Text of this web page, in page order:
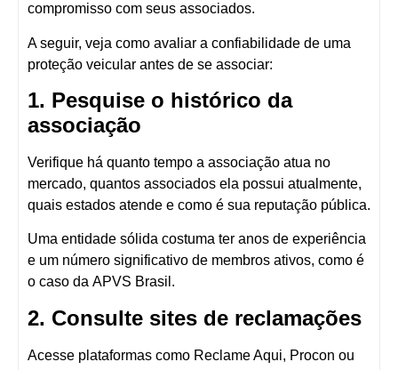
compromisso com seus associados.
A seguir, veja como avaliar a confiabilidade de uma
proteção veicular antes de se associar:
1. Pesquise o histórico da
associação
Verifique há quanto tempo a associação atua no
mercado, quantos associados ela possui atualmente,
quais estados atende e como é sua reputação pública.
Uma entidade sólida costuma ter anos de experiência
e um número significativo de membros ativos, como é
o caso da APVS Brasil .
2. Consulte sites de reclamações
Acesse plataformas como Reclame Aqui, Procon ou